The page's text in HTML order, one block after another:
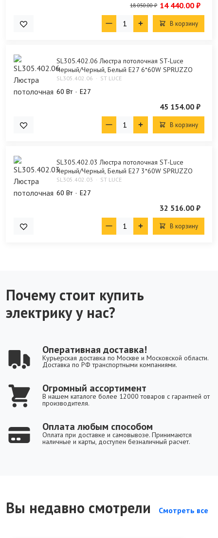
18 050.00 ₽ 14 440.00 ₽
В корзину
SL305.402.06 Люстра потолочная ST-Luce
Черный/Черный, Белый E27 6*60W SPRUZZO
SL305.402.06 ST LUCE
60 Bт E27
45 154.00 ₽
В корзину
SL305.402.03 Люстра потолочная ST-Luce
Черный/Черный, Белый E27 3*60W SPRUZZO
SL305.402.03 ST LUCE
60 Bт E27
32 516.00 ₽
В корзину
Почему стоит купить
электрику у нас?
Оперативная доставка!
Курьерская доставка по Москве и Московской области.
Доставка по РФ транспортными компаниями.
Огромный ассортимент
В нашем каталоге более 12000 товаров с гарантией от
производителя.
Оплата любым способом
Оплата при доставке и самовывозе. Принимаются
наличные и карты, доступен безналичный расчет.
Вы недавно смотрели Смотреть все